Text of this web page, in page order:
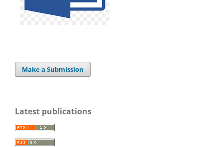
Make a Submission
Latest publications